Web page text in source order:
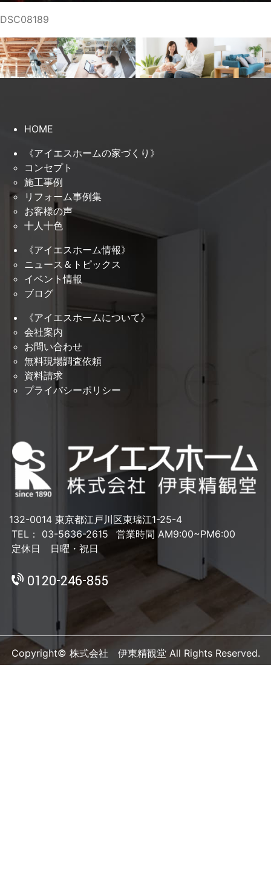
DSC08189
HOME
《アイエスホームの家づくり》
コンセプト
施工事例
リフォーム事例集
お客様の声
十人十色
《アイエスホーム情報》
ニュース＆トピックス
イベント情報
ブログ
《アイエスホームについて》
会社案内
お問い合わせ
無料現場調査依頼
資料請求
プライバシーポリシー
132-0014 東京都江戸川区東瑞江1-25-4
TEL： 03-5636-2615
営業時間 AM9:00~PM6:00
定休日 日曜・祝日
0120-246-855
Copyright© 株式会社 伊東精観堂 All Rights Reserved.